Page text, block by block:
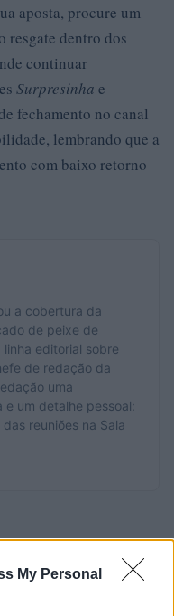
My Personal
aposta, procure um
resgate dentro dos
continuar
Surpresinha e
fechamento no canal
lembrando que a
com baixo retorno
a cobertura da
de peixe de
editorial sobre
de redação da
uma
um detalhe pessoal:
reuniões na Sala